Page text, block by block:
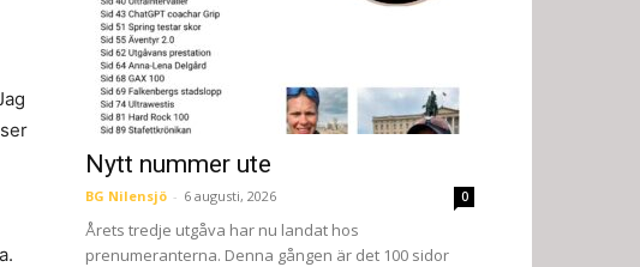
Nytt nummer ute
BG Nilensjö - 6 augusti, 2026 0
Årets tredje utgåva har nu landat hos
prenumeranterna. Denna gången är det 100 sidor